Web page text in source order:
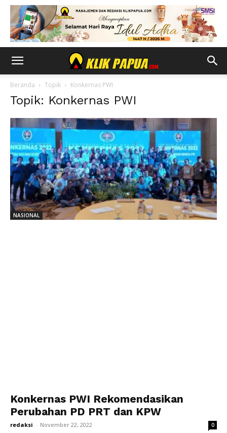
Beranda Topik Konkernas PWI
Topik: Konkernas PWI
NASIONAL
Konkernas PWI Rekomendasikan
Perubahan PD PRT dan KPW
redaksi - November 22, 2022 0